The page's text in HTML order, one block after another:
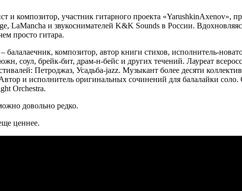
и композитор, участник гитарного проекта «YarushkinAxenov»,
LaMancha и звукоснимателей K&K Sounds в России.
просто гитара.
балалаечник, композитор, автор книги стихов, исполнитель-
соул, брейк-бит, драм-н-бейс и других течений. Лауреат
Петроджаз, Усадьба-jazz. Музыкант более десяти
и исполнитель оригинальных сочинений для балалайки
Orchestra.
довольно редко.
ценнее.